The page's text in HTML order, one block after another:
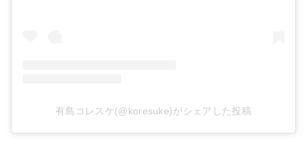
有島コレスケ(@koresuke)がシェアした投稿